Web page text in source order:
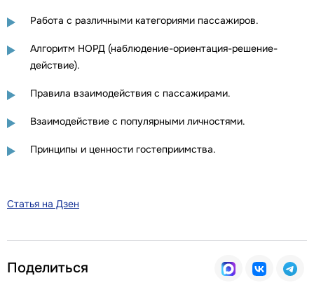
Работа с различными категориями пассажиров.
Алгоритм НОРД (наблюдение-ориентация-решение-
действие).
Правила взаимодействия с пассажирами.
Взаимодействие с популярными личностями.
Принципы и ценности гостеприимства.
Статья на Дзен
Поделиться